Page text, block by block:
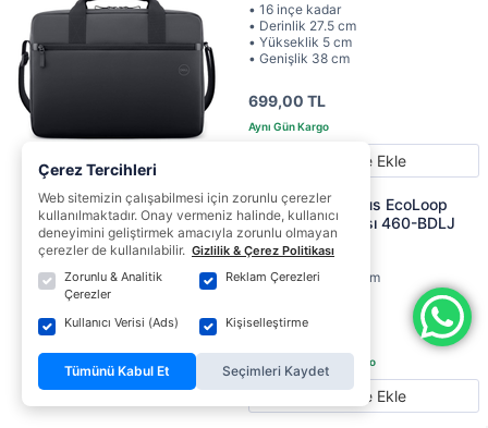
• 16 inçe kadar
• Derinlik 27.5 cm
• Yükseklik 5 cm
• Genişlik 38 cm
699,00 TL
Sepete Ekle
Dell Pro 11-14 Plus EcoLoop
Notebook Çantası 460-BDLJ
• 14 inçe kadar
• Derinlik 3 cm
• Yükseklik 24.50 cm
1.519,00 TL
Sepete Ekle
Çerez Tercihleri
Web sitemizin çalışabilmesi için zorunlu çerezler
kullanılmaktadır. Onay vermeniz halinde, kullanıcı
deneyimini geliştirmek amacıyla zorunlu olmayan
çerezler de kullanılabilir. Gizlilik & Çerez Politikası
Zorunlu & Analitik
Çerezler
Reklam Çerezleri
Kullanıcı Verisi (Ads) Kişiselleştirme
Tümünü Kabul Et Seçimleri Kaydet